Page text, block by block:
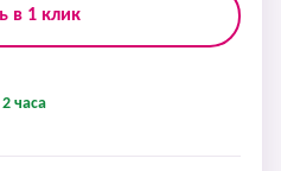
в 1 клик
2 часа